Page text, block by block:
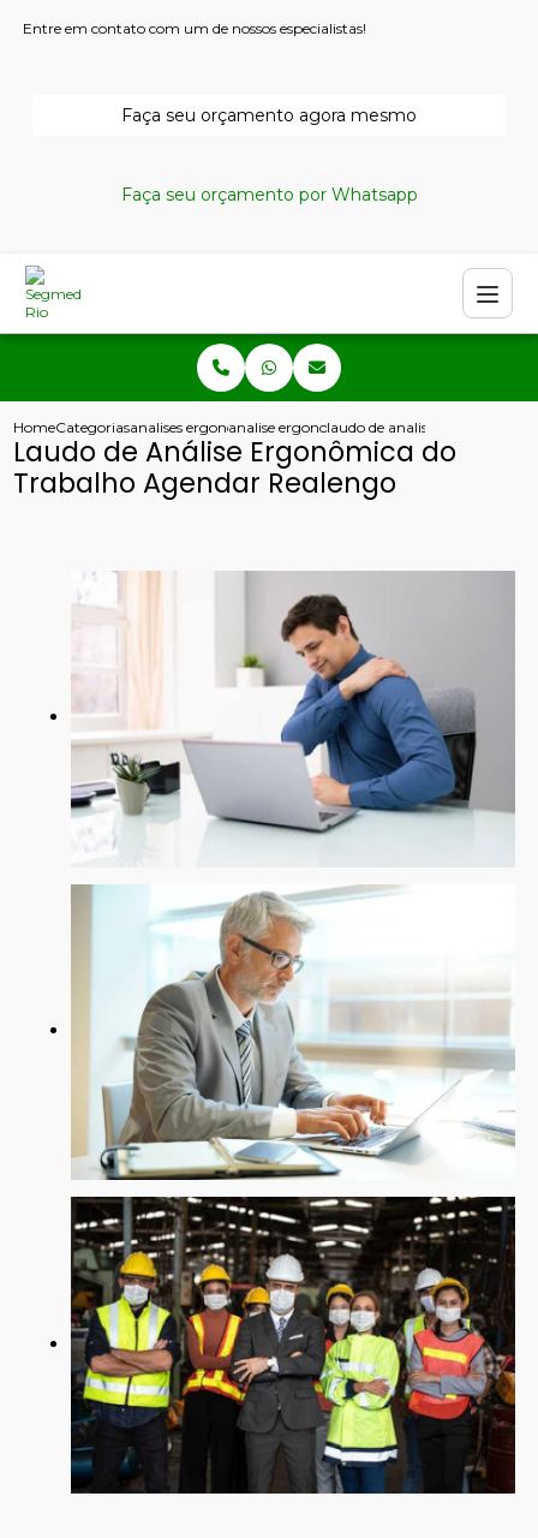
Entre em contato com um de nossos especialistas!
Faça seu orçamento agora mesmo
Faça seu orçamento por Whatsapp
HomeCategoriasanalises ergonomicasanalise ergonomica do trabalho nr17
laudo de analise ergonomica
Laudo de Análise Ergonômica do
Trabalho Agendar Realengo